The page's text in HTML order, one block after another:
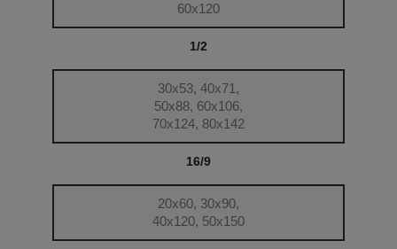
60x120
1/2
30x53, 40x71,
50x88, 60x106,
70x124, 80x142
16/9
20x60, 30x90,
40x120, 50x150